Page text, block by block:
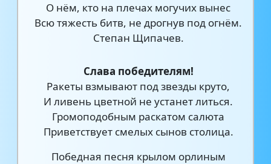
О нём, кто на плечах могучих вынес
Всю тяжесть битв, не дрогнув под огнём.
Степан Щипачев.
Слава победителям!
Ракеты взмывают под звезды круто,
И ливень цветной не устанет литься.
Громоподобным раскатом салюта
Приветствует смелых сынов столица.
Победная песня крылом орлиным